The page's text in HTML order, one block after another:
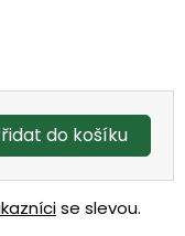
do košíku
se slevou.